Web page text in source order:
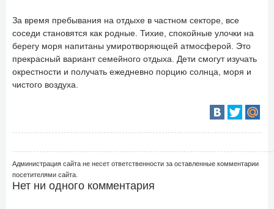
За время пребывания на отдыхе в частном секторе, все
соседи становятся как родные. Тихие, спокойные улочки на
берегу моря напитаны умиротворяющей атмосферой. Это
прекрасный вариант семейного отдыха. Дети смогут изучать
окрестности и получать ежедневно порцию солнца, моря и
чистого воздуха.
Администрация сайта не несет ответственности за оставленные комментарии
посетителями сайта.
Нет ни одного комментария